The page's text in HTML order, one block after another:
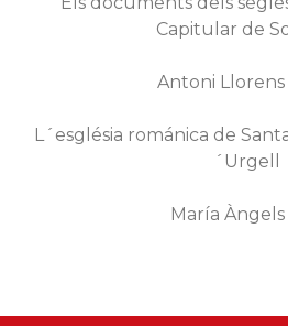
Capitular de
Antoni Llorens
L´església románica de
´Urgell
María